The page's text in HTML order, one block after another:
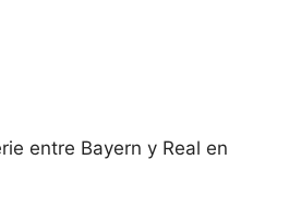
entre Bayern y Real en